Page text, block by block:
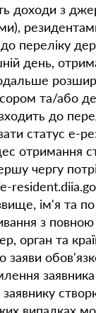
доходи з
переліку
день,
та/або
до
статус е-
чергу
ім'я та
з
та
заяви